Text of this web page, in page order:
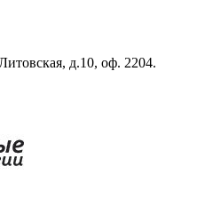
д.10, оф. 2204.